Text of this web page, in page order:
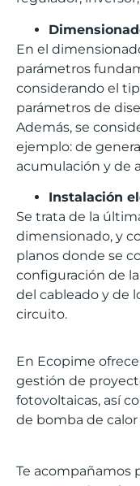
En el
parámetros
considerando el
parámetros de
Además, se
ejemplo: de
acumulación y de
Instalación
Se trata de la
dimensionado, y
planos donde se
configuración de
del cableado y de
circuito.
En Ecopime
gestión de
fotovoltaicas, así
de bomba de calor
Te acompañamos